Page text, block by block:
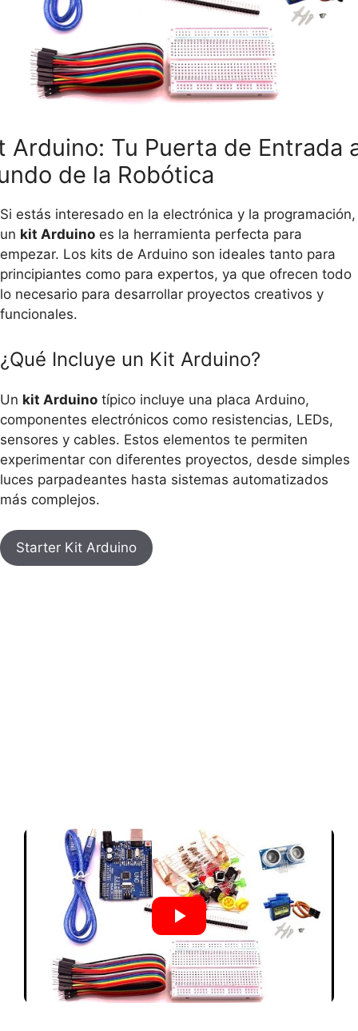
Arduino: Tu Puerta de Entrada
de la Robótica
Si estás interesado en la electrónica y la programación,
un kit Arduino es la herramienta perfecta para
empezar. Los kits de Arduino son ideales tanto para
principiantes como para expertos, ya que ofrecen todo
lo necesario para desarrollar proyectos creativos y
funcionales.
¿Qué Incluye un Kit Arduino?
Un kit Arduino típico incluye una placa Arduino,
componentes electrónicos como resistencias, LEDs,
sensores y cables. Estos elementos te permiten
experimentar con diferentes proyectos, desde simples
luces parpadeantes hasta sistemas automatizados
más complejos.
Starter Kit Arduino